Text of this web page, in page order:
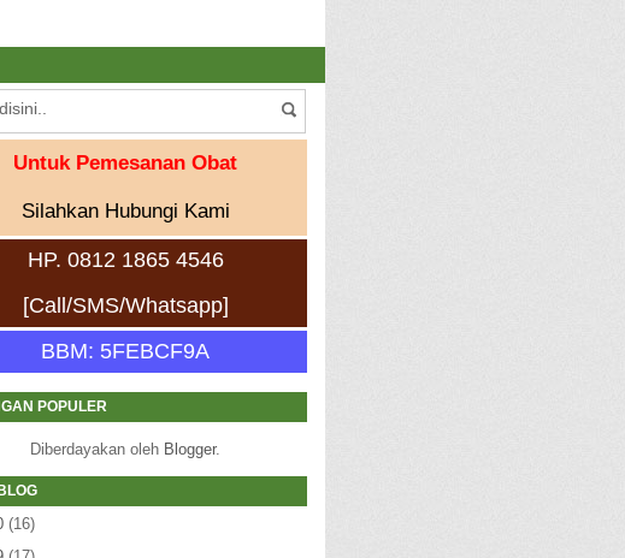
Untuk Pemesanan Obat
Silahkan Hubungi Kami
HP. 0812 1865 4546
[Call/SMS/Whatsapp]
BBM: 5FEBCF9A
POPULER
Diberdayakan oleh Blogger.
(16)